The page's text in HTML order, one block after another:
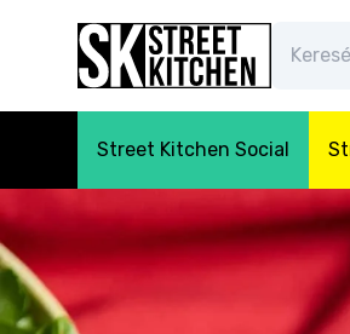
Street Kitchen Social